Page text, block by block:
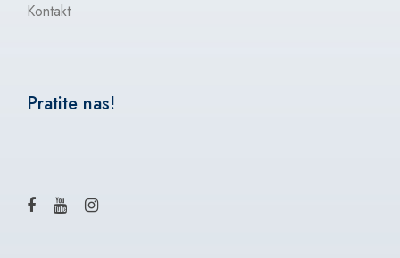
Kontakt
Pratite nas!